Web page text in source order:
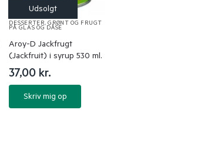
DESSERTER,GRØNT OG FRUGT
PÅ GLAS OG DÅSE
Aroy-D Jackfrugt
(Jackfruit) i syrup 530 ml.
37,00 kr.
Skriv mig op